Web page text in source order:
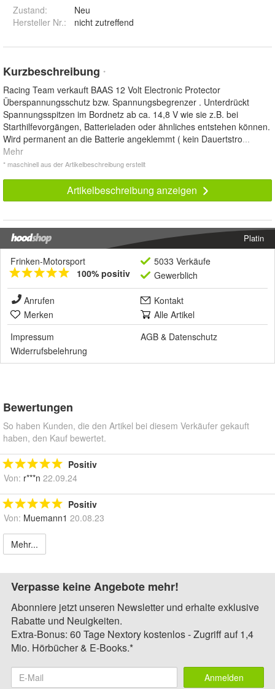
Zustand:
Neu
Hersteller Nr.:
nicht zutreffend
Kurzbeschreibung *
Racing Team verkauft BAAS 12 Volt Electronic Protector
Überspannungsschutz bzw. Spannungsbegrenzer . Unterdrückt
Spannungsspitzen im Bordnetz ab ca. 14,8 V wie sie z.B. bei
Starthilfevorgängen, Batterieladen oder ähnliches entstehen können.
Wird permanent an die Batterie angeklemmt ( kein Dauertstro...
Mehr
* maschinell aus der Artikelbeschreibung erstellt
Artikelbeschreibung anzeigen
Platin
Frinken-Motorsport
100% positiv
5033 Verkäufe
Gewerblich
Anrufen
Kontakt
Merken
Alle Artikel
Impressum
AGB & Datenschutz
Widerrufsbelehrung
Bewertungen
So haben Kunden, die den Artikel bei diesem Verkäufer gekauft
haben, den Kauf bewertet.
Positiv
Von: r***n 22.09.24
Positiv
Von: Muemann1 20.08.23
Mehr...
Verpasse keine Angebote mehr!
Abonniere jetzt unseren Newsletter und erhalte exklusive
Rabatte und Neuigkeiten.
Extra-Bonus: 60 Tage Nextory kostenlos - Zugriff auf 1,4
Mio. Hörbücher & E-Books.*
Anmelden